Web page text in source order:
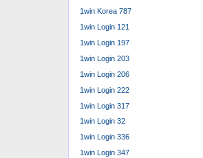
1win Korea 787
1win Login 121
1win Login 197
1win Login 203
1win Login 206
1win Login 222
1win Login 317
1win Login 32
1win Login 336
1win Login 347